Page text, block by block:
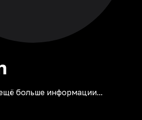
больше информации...